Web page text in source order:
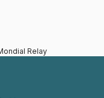
Relay